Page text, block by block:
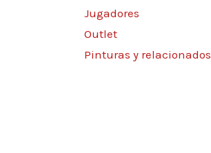
Jugadores
Outlet
Pinturas y relacionados